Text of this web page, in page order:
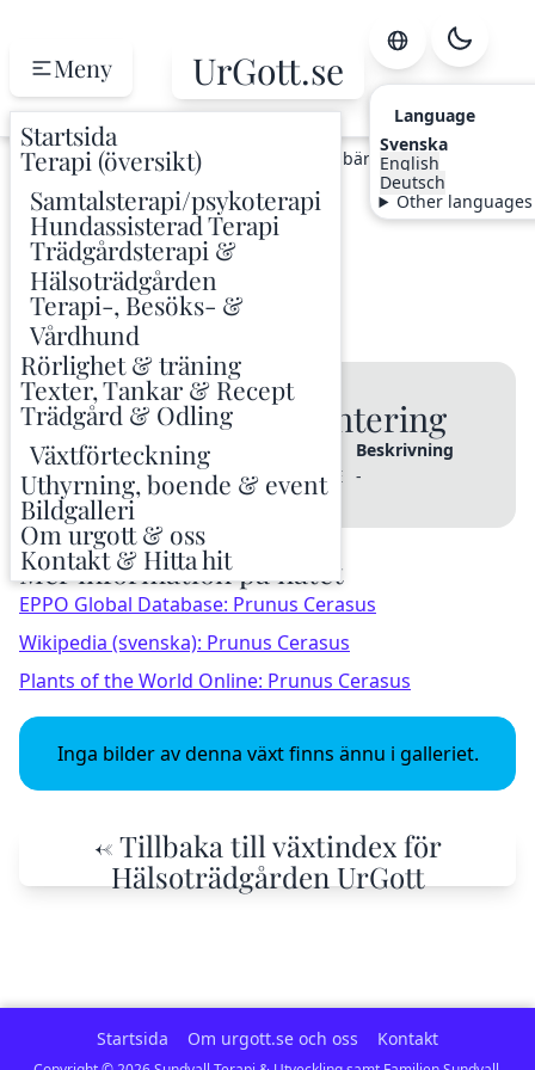
Meny
Startsida
Terapi (översikt)
Samtalsterapi/psykoterapi
Hundassisterad Terapi
Trädgårdsterapi &
Hälsoträdgården
Terapi-, Besöks- &
Vårdhund
Rörlighet & träning
Texter, Tankar & Recept
Trädgård & Odling
Växtförteckning
Uthyrning, boende & event
Bildgalleri
Om urgott & oss
Kontakt & Hitta hit
UrGott.se
Language
Svenska
English
Deutsch
Other languages
Hem Odling Växtindex Surkörsbär
Surkörsbär
Prunus Cerasus
PRNCE Bärträd
🌱 Varianter & Plantering
Sort / Variant Planterad
Beskrivning
Skuggmorell
2004 PRNCE -
Mer information på nätet
EPPO Global Database: Prunus Cerasus
Wikipedia (svenska): Prunus Cerasus
Plants of the World Online: Prunus Cerasus
Inga bilder av denna växt finns ännu i galleriet.
← Tillbaka till växtindex för
Hälsoträdgården UrGott
Startsida Om urgott.se och oss Kontakt